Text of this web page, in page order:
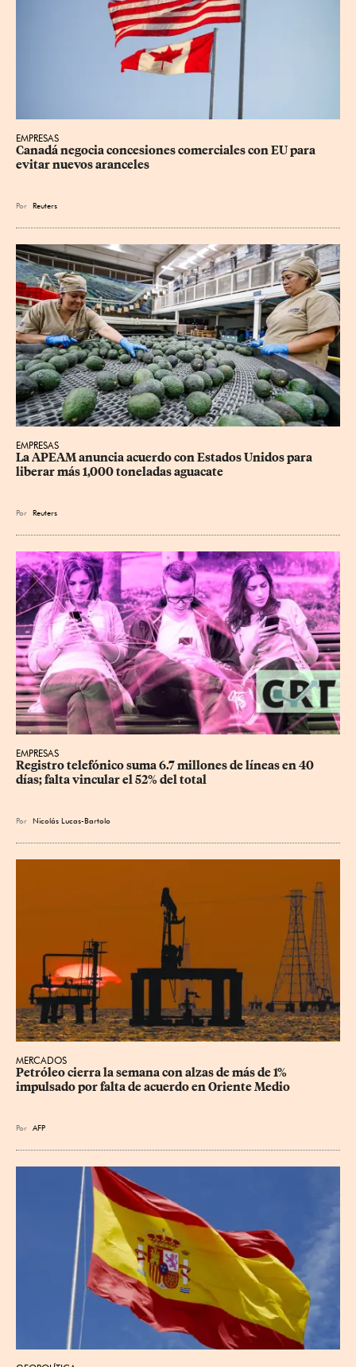
EMPRESAS
Canadá negocia concesiones comerciales con EU para
evitar nuevos aranceles
Por Reuters
EMPRESAS
La APEAM anuncia acuerdo con Estados Unidos para
liberar más 1,000 toneladas aguacate
Por Reuters
EMPRESAS
Registro telefónico suma 6.7 millones de líneas en 40
días; falta vincular el 52% del total
Por Nicolás Lucas-Bartolo
MERCADOS
Petróleo cierra la semana con alzas de más de 1%
impulsado por falta de acuerdo en Oriente Medio
Por AFP